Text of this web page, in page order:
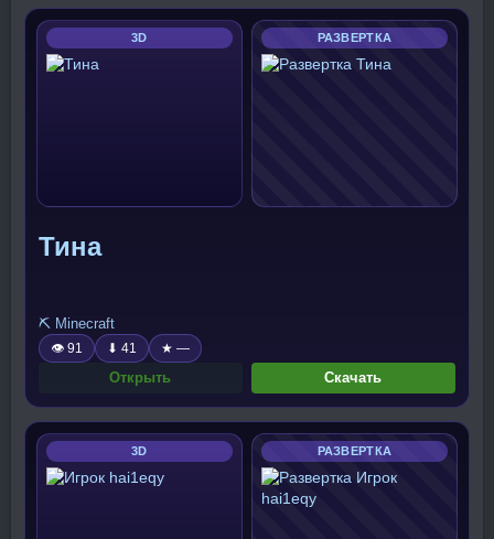
3D РАЗВЕРТКА
Тина
⛏️ Minecraft
👁 91 ⬇ 41 ★ —
Открыть Скачать
3D РАЗВЕРТКА